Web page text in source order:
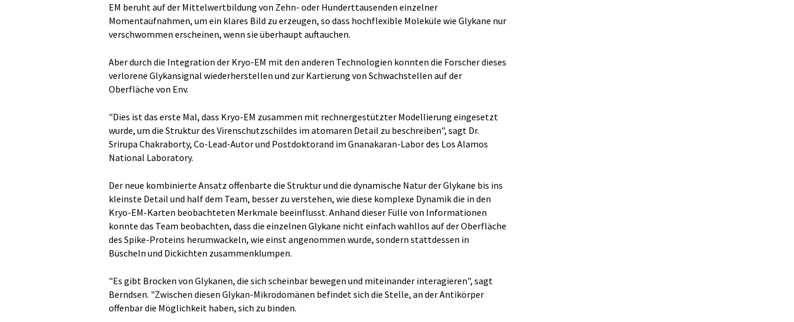
EM beruht auf der Mittelwertbildung von Zehn- oder Hunderttausenden einzelner
Momentaufnahmen, um ein klares Bild zu erzeugen, so dass hochflexible Moleküle wie Glykane nur
verschwommen erscheinen, wenn sie überhaupt auftauchen.
Aber durch die Integration der Kryo-EM mit den anderen Technologien konnten die Forscher dieses
verlorene Glykansignal wiederherstellen und zur Kartierung von Schwachstellen auf der
Oberfläche von Env.
"Dies ist das erste Mal, dass Kryo-EM zusammen mit rechnergestützter Modellierung eingesetzt
wurde, um die Struktur des Virenschutzschildes im atomaren Detail zu beschreiben", sagt Dr.
Srirupa Chakraborty, Co-Lead-Autor und Postdoktorand im Gnanakaran-Labor des Los Alamos
National Laboratory.
Der neue kombinierte Ansatz offenbarte die Struktur und die dynamische Natur der Glykane bis ins
kleinste Detail und half dem Team, besser zu verstehen, wie diese komplexe Dynamik die in den
Kryo-EM-Karten beobachteten Merkmale beeinflusst. Anhand dieser Fülle von Informationen
konnte das Team beobachten, dass die einzelnen Glykane nicht einfach wahllos auf der Oberfläche
des Spike-Proteins herumwackeln, wie einst angenommen wurde, sondern stattdessen in
Büscheln und Dickichten zusammenklumpen.
"Es gibt Brocken von Glykanen, die sich scheinbar bewegen und miteinander interagieren", sagt
Berndsen. "Zwischen diesen Glykan-Mikrodomänen befindet sich die Stelle, an der Antikörper
offenbar die Möglichkeit haben, sich zu binden.